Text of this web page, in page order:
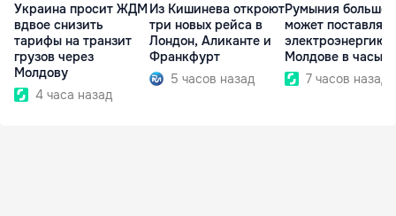
Украина просит ЖДМ
вдвое снизить
тарифы на транзит
грузов через
Молдову
4 часа назад
Из Кишинева откроют
три новых рейса в
Лондон, Аликанте и
Франкфурт
5 часов назад
Румыния больше
может поставлять
электроэнергию
Молдове в часы
7 часов назад